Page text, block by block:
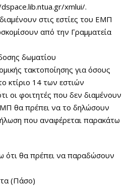
xmlui/.
στις εστίες του ΕΜΠ
από την Γραμματεία
δωματίου
τακτοποίησης για όσους
κτίριο 14 των εστιών
οι φοιτητές που δεν διαμένουν
θα πρέπει να το δηλώσουν
που αναφέρεται παρακάτω
ότι θα πρέπει να παραδώσουν
(Πάσο)